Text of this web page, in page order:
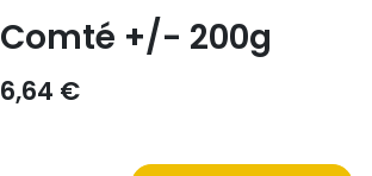
Comté +/- 200g
6,64 €